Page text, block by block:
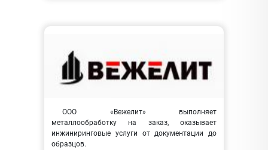
ООО «Вежелит» выполняет
металлообработку на заказ, оказывает
инжиниринговые услуги от документации до
образцов.